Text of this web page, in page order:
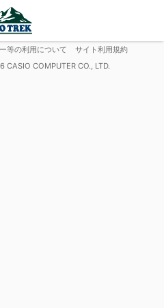
等の利用について
サイト利用規約
CASIO COMPUTER CO., LTD.